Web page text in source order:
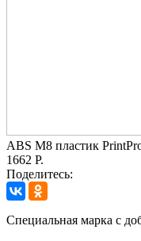
ABS M8 пластик
1662 Р.
Поделитесь:
Cпециальная марка с